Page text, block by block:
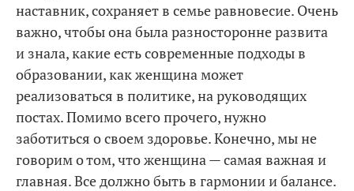
наставник, сохраняет в семье равновесие. Очень
важно, чтобы она была разносторонне развита
и знала, какие есть современные подходы в
образовании, как женщина может
реализоваться в политике, на руководящих
постах. Помимо всего прочего, нужно
заботиться о своем здоровье. Конечно, мы не
говорим о том, что женщина — самая важная и
главная. Все должно быть в гармонии и балансе.